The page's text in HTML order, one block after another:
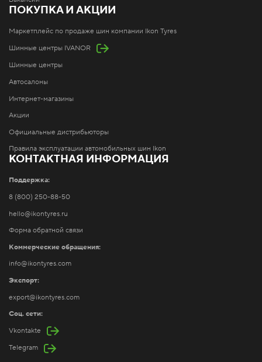
ПОКУПКА И АКЦИИ
Маркетплейс по продаже шин компании Ikon Tyres
Шинные центры IVANOR
Шинные центры
Автосалоны
Интернет-магазины
Акции
Официальные дистрибьюторы
Правила эксплуатации автомобильных шин Ikon
КОНТАКТНАЯ ИНФОРМАЦИЯ
Поддержка:
8 (800) 250-88-50
hello@ikontyres.ru
Форма обратной связи
Коммерческие обращения:
info@ikontyres.com
Экспорт:
export@ikontyres.com
Соц. сети:
Vkontakte
Telegram